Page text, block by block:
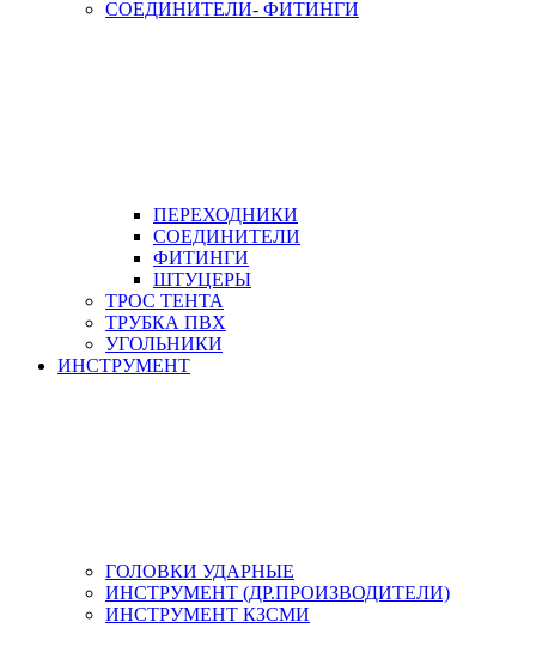
СОЕДИНИТЕЛИ- ФИТИНГИ
ПЕРЕХОДНИКИ
СОЕДИНИТЕЛИ
ФИТИНГИ
ШТУЦЕРЫ
ТРОС ТЕНТА
ТРУБКА ПВХ
УГОЛЬНИКИ
ИНСТРУМЕНТ
ГОЛОВКИ УДАРНЫЕ
ИНСТРУМЕНТ (ДР.ПРОИЗВОДИТЕЛИ)
ИНСТРУМЕНТ КЗСМИ